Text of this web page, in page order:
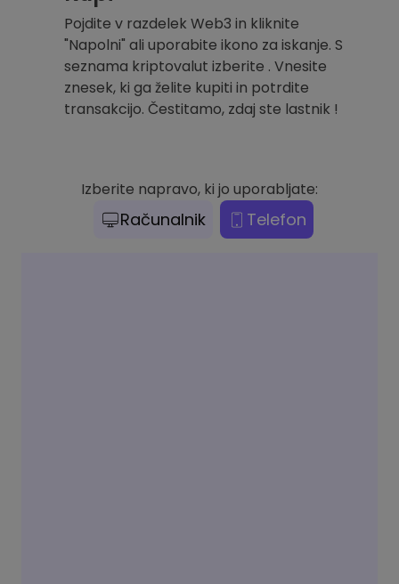
Pojdite v razdelek Web3 in kliknite
"Napolni" ali uporabite ikono za iskanje. S
seznama kriptovalut izberite . Vnesite
znesek, ki ga želite kupiti in potrdite
transakcijo. Čestitamo, zdaj ste lastnik !
Izberite napravo, ki jo uporabljate:
Računalnik Telefon